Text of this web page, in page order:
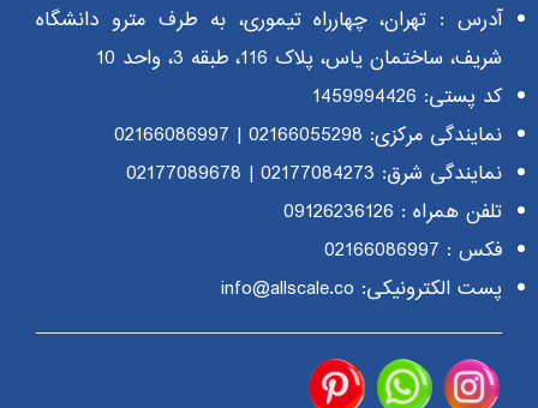
آدرس : تهران، چهارراه تیموری، به طرف مترو دانشگاه
شریف، ساختمان یاس، پلاک 116، طبقه 3، واحد 10
کد پستی: 1459994426
نمایندگی مرکزی: 02166055298
|
02166086997
نمایندگی شرق: 02177084273
|
02177089678
تلفن همراه : 09126236126
فکس : 02166086997
پست الکترونیکی: info@allscale.co